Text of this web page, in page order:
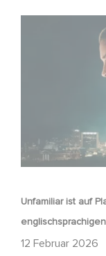
Unfamiliar ist auf
12 Februar 2026
Unfamiliar ist auf